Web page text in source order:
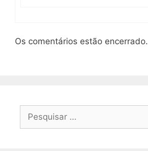
Os comentários estão encerrado.
por: